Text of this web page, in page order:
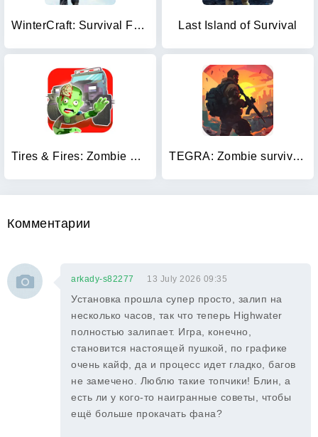
WinterCraft: Survival Forest Last Island of Survival
Tires & Fires: Zombie Survival TEGRA: Zombie survival island
Комментарии
arkady-s82277 13 July 2026 09:35
Установка прошла супер просто, залип на
несколько часов, так что теперь Highwater
полностью залипает. Игра, конечно,
становится настоящей пушкой, по графике
очень кайф, да и процесс идет гладко, багов
не замечено. Люблю такие топчики! Блин, а
есть ли у кого-то наигранные советы, чтобы
ещё больше прокачать фана?